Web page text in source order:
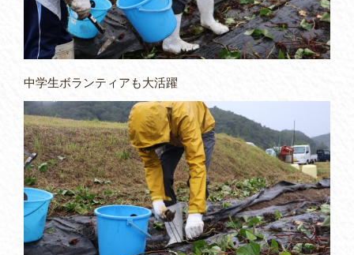
中学生ボランティアも大活躍